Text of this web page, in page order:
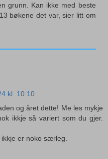
grunn. Kan ikke med beste
bøkene det var, sier litt om
kl. 10:10
og året dette! Me les mykje
ikkje så variert som du gjer.
er noko særleg.